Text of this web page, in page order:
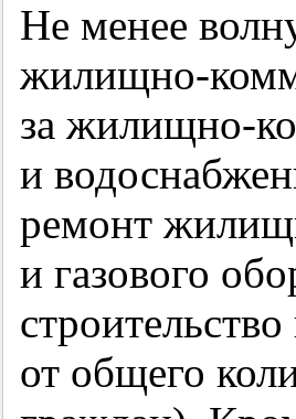
Не менее
жилищно-
за жилищно-
и
ремонт
и газового
от общего